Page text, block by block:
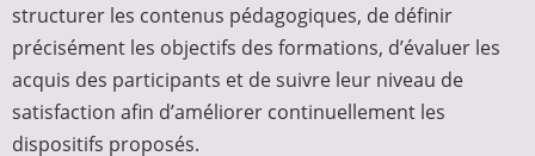
structurer les contenus pédagogiques, de définir
précisément les objectifs des formations, d’évaluer les
acquis des participants et de suivre leur niveau de
satisfaction afin d’améliorer continuellement les
dispositifs proposés.